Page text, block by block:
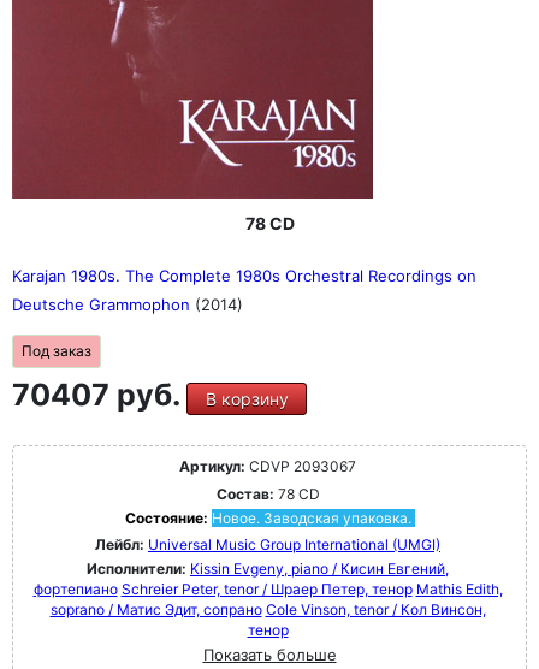
78 CD
Karajan 1980s. The Complete 1980s Orchestral Recordings on
Deutsche Grammophon (2014)
Под заказ
70407 руб. В корзину
Артикул: CDVP 2093067
Состав: 78 CD
Состояние: Новое. Заводская упаковка.
Лейбл: Universal Music Group International (UMGI)
Исполнители: Kissin Evgeny, piano / Кисин Евгений,
фортепиано Schreier Peter, tenor / Шраер Петер, тенор Mathis Edith,
soprano / Матис Эдит, сопрано Cole Vinson, tenor / Кол Винсон,
тенор
Показать больше